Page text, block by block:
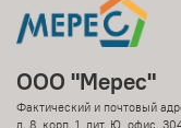
ООО "Мерес"
Фактический и почтовый
д. 8, корп. 1, лит. Ю, офис.